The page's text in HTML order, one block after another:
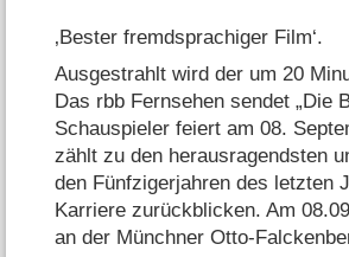
‚Bester fremdsprachiger Film‘.
Ausgestrahlt wird der um 20
Das rbb Fernsehen sendet „Die
Schauspieler feiert am 08.
zählt zu den herausragendsten
den Fünfzigerjahren des letzten
Karriere zurückblicken. Am
an der Münchner Otto-